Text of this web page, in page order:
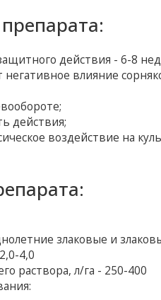
действия - 6-8
негативное влияние
действия;
воздействие на
злаковые и
4,0
раствора, л/га - 250-400